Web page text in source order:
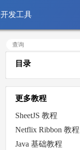
开发工具
目录
更多教程
SheetJS 教程
Netflix Ribbon 教程
Java 基础教程